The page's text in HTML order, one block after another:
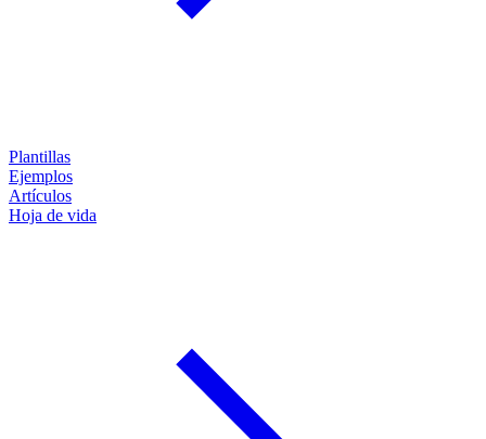
Plantillas
Ejemplos
Artículos
Hoja de vida